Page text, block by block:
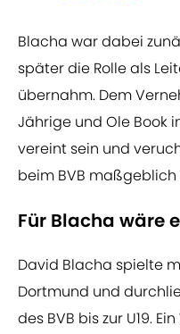
Blacha war dabei
später die Rolle als
übernahm. Dem
Jährige und Ole Book
vereint sein und
beim BVB
Für Blacha wäre
David Blacha spielte
Dortmund und
des BVB bis zur U19.